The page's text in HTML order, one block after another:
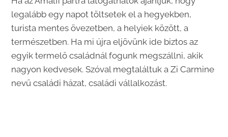
legalább egy napot töltsetek el a hegyekben,
turista mentes övezetben, a helyiek között, a
természetben. Ha mi újra eljövünk ide biztos az
egyik termelő családnál fogunk megszállni, akik
nagyon kedvesek. Szóval megtaláltuk a Zi Carmine
nevű családi házat, családi vállalkozást.